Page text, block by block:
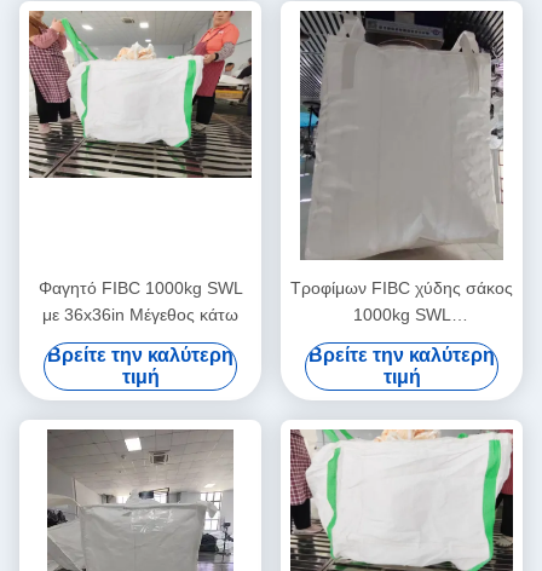
Φαγητό FIBC 1000kg SWL
με 36x36in Μέγεθος κάτω
Βρείτε την καλύτερη
τιμή
Τροφίμων FIBC χύδης σάκος
1000kg SWL
100x100x120cm
Βρείτε την καλύτερη
τιμή